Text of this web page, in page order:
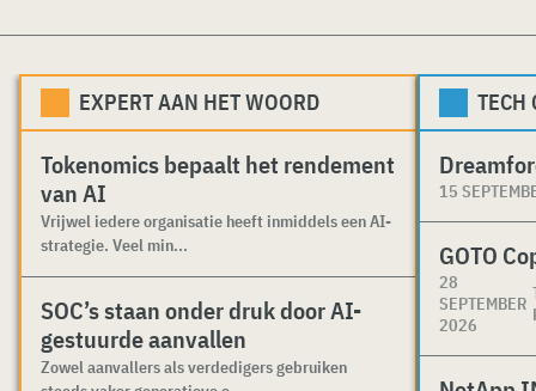
EXPERT AAN HET WOORD
Tokenomics bepaalt het rendement
van AI
Vrijwel iedere organisatie heeft inmiddels een AI-
strategie. Veel min...
SOC’s staan onder druk door AI-
gestuurde aanvallen
Zowel aanvallers als verdedigers gebruiken
TECH
15
GOTO
28
SEPTEMBER
2026